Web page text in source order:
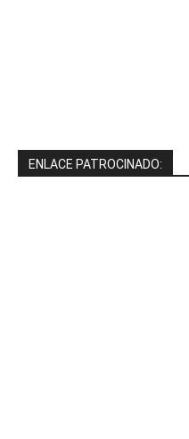
ENLACE PATROCINADO: